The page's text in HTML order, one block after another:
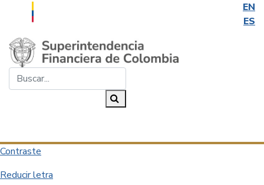
EN
ES
Saltar al contenido principal
Contraste
Reducir letra